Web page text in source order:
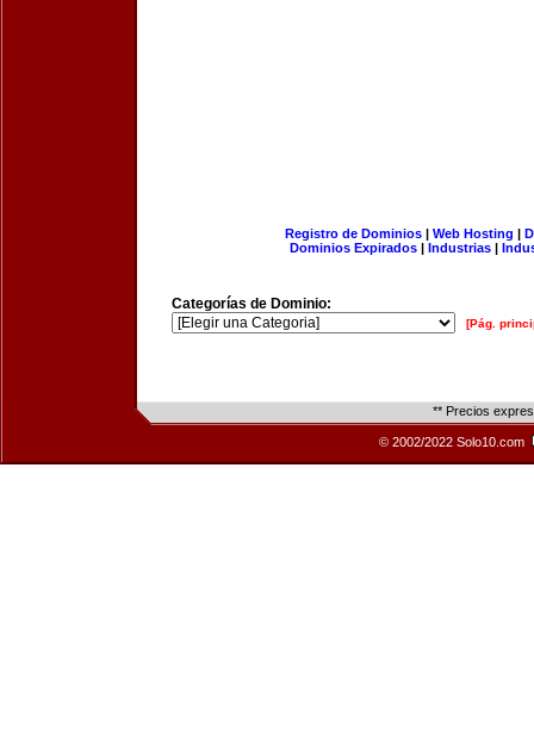
Registro de Dominios| Web Hosting |
Dominios Expirados | Industrias |
Categorías de Dominio:
[Pág.
** Precios
© 2002/2022 Solo10.com